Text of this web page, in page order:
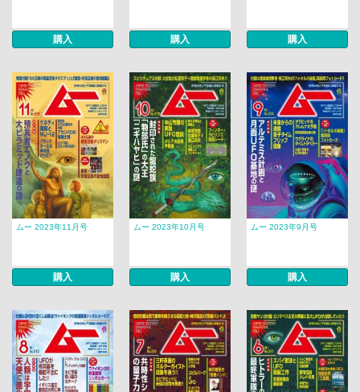
購入 購入 購入
ムー 2023年11月号
購入
ムー 2023年10月号
購入
ムー 2023年9月号
購入